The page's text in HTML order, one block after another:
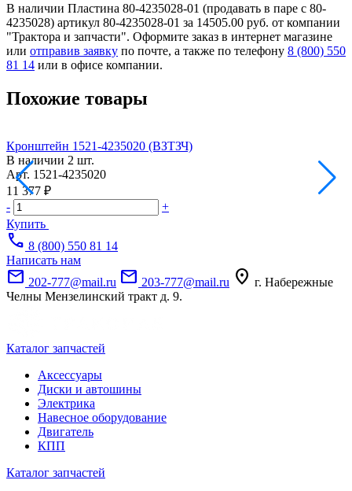
В наличии Пластина 80-4235028-01 (продавать в паре с 80-
4235028) артикул 80-4235028-01 за 14505.00 руб. от компании
"Трактора и запчасти". Оформите заказ в интернет магазине
или отправив заявку по почте, а также по телефону 8 (800) 550
81 14 или в офисе компании.
Похожие товары
Кронштейн 1521-4235020 (ВЗТЗЧ)
В наличии 2 шт.
Арт. 1521-4235020
11 377 ₽
-
+
Купить
call 8 (800) 550 81 14
Написать нам
mail 202-777@mail.ru mail 203-777@mail.ru location_on г. Набережные
Челны Мензелинский тракт д. 9.
Каталог запчастей
Аксессуары
Диски и автошины
Электрика
Навесное оборудование
Двигатель
КПП
Каталог запчастей